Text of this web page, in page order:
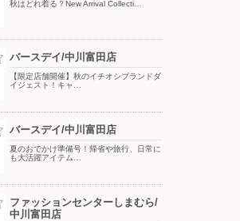
秋はどれ着る？New Arrival Collecti…
バースデイ/中川富田店
【限定店舗開催】秋のイチオシブランドダ
イジェスト！キャ…
バースデイ/中川富田店
夏のおでかけ準備号！帰省や旅行、日常に
も大活躍アイテム…
ファッションセンターしまむら/
中川富田店